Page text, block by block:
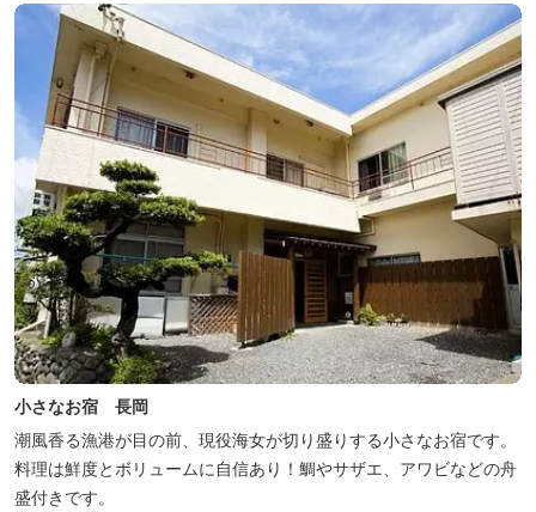
小さなお宿 長岡
潮風香る漁港が目の前、現役海女が切り盛りする小さなお宿です。
料理は鮮度とボリュームに自信あり！鯛やサザエ、アワビなどの舟
盛付きです。